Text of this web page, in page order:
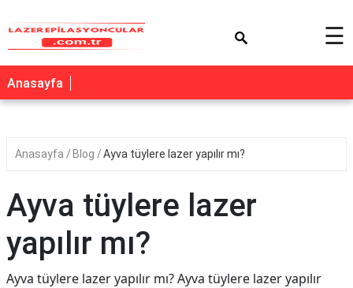
☰
Anasayfa
Anasayfa Blog Ayva tüylere lazer yapılır mı?
Ayva tüylere lazer
yapılır mı?
Ayva tüylere lazer yapılır mı? Ayva tüylere lazer yapılır